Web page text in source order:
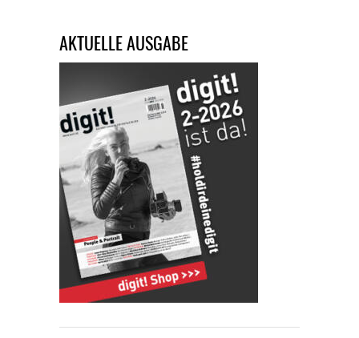
AKTUELLE AUSGABE